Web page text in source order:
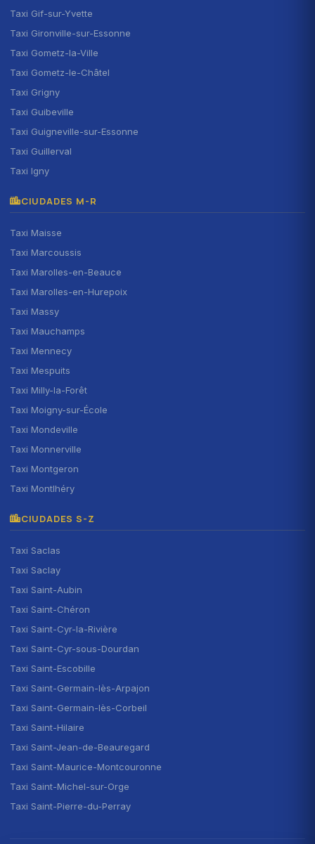
Taxi Gif-sur-Yvette
Taxi Gironville-sur-Essonne
Taxi Gometz-la-Ville
Taxi Gometz-le-Châtel
Taxi Grigny
Taxi Guibeville
Taxi Guigneville-sur-Essonne
Taxi Guillerval
Taxi Igny
CIUDADES M-R
Taxi Maisse
Taxi Marcoussis
Taxi Marolles-en-Beauce
Taxi Marolles-en-Hurepoix
Taxi Massy
Taxi Mauchamps
Taxi Mennecy
Taxi Mespuits
Taxi Milly-la-Forêt
Taxi Moigny-sur-École
Taxi Mondeville
Taxi Monnerville
Taxi Montgeron
Taxi Montlhéry
CIUDADES S-Z
Taxi Saclas
Taxi Saclay
Taxi Saint-Aubin
Taxi Saint-Chéron
Taxi Saint-Cyr-la-Rivière
Taxi Saint-Cyr-sous-Dourdan
Taxi Saint-Escobille
Taxi Saint-Germain-lès-Arpajon
Taxi Saint-Germain-lès-Corbeil
Taxi Saint-Hilaire
Taxi Saint-Jean-de-Beauregard
Taxi Saint-Maurice-Montcouronne
Taxi Saint-Michel-sur-Orge
Taxi Saint-Pierre-du-Perray